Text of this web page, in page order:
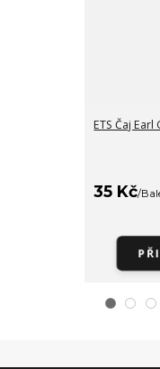
ETS Čaj
35 Kč/